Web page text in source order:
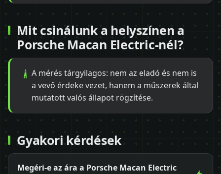
Mit csinálunk a helyszínen a
Porsche Macan Electric-nél?
A mérés tárgyilagos: nem az eladó és nem is
a vevő érdeke vezet, hanem a műszerek által
mutatott valós állapot rögzítése.
Gyakori kérdések
Megéri-e az ára a Porsche Macan Electric